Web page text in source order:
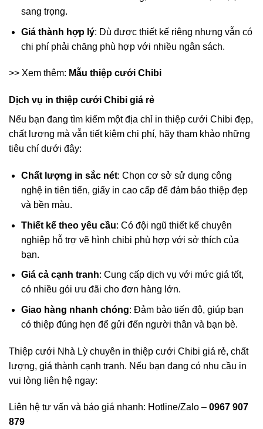
sang trọng.
Giá thành hợp lý: Dù được thiết kế riêng nhưng vẫn có
chi phí phải chăng phù hợp với nhiều ngân sách.
>> Xem thêm: Mẫu thiệp cưới Chibi
Dịch vụ in thiệp cưới Chibi giá rẻ
Nếu bạn đang tìm kiếm một địa chỉ in thiệp cưới Chibi đẹp,
chất lượng mà vẫn tiết kiệm chi phí, hãy tham khảo những
tiêu chí dưới đây:
Chất lượng in sắc nét: Chọn cơ sở sử dụng công
nghệ in tiên tiến, giấy in cao cấp để đảm bảo thiệp đẹp
và bền màu.
Thiết kế theo yêu cầu: Có đội ngũ thiết kế chuyên
nghiệp hỗ trợ vẽ hình chibi phù hợp với sở thích của
bạn.
Giá cả cạnh tranh: Cung cấp dịch vụ với mức giá tốt,
có nhiều gói ưu đãi cho đơn hàng lớn.
Giao hàng nhanh chóng: Đảm bảo tiến độ, giúp bạn
có thiệp đúng hẹn để gửi đến người thân và bạn bè.
Thiệp cưới Nhà Lỳ chuyên in thiệp cưới Chibi giá rẻ, chất
lượng, giá thành cạnh tranh. Nếu bạn đang có nhu cầu in
vui lòng liên hệ ngay:
Liên hệ tư vấn và báo giá nhanh: Hotline/Zalo – 0967 907
879